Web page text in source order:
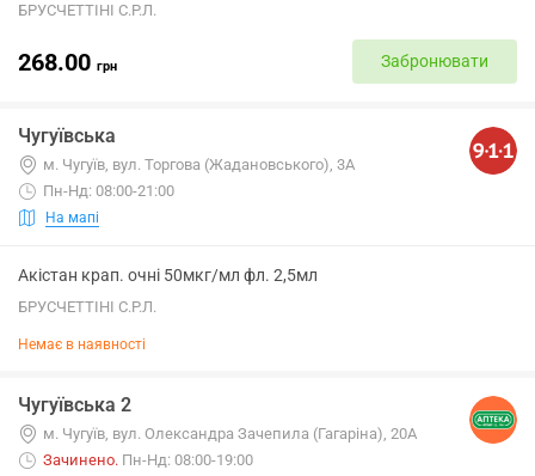
БРУСЧЕТТІНІ С.Р.Л.
268.00 грн Забронювати
Чугуївська
м. Чугуїв, вул. Торгова (Жадановського), 3А
Пн-Нд: 08:00-21:00
На мапі
Акістан крап. очні 50мкг/мл фл. 2,5мл
БРУСЧЕТТІНІ С.Р.Л.
Немає в наявності
Чугуївська 2
м. Чугуїв, вул. Олександра Зачепила (Гагаріна), 20А
Зачинено. Пн-Нд: 08:00-19:00